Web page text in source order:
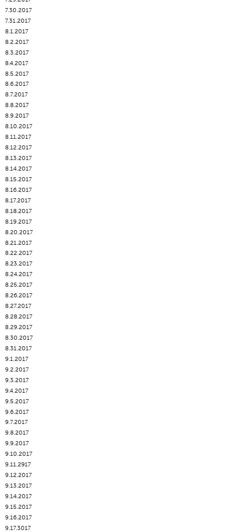
7.30.2017
7.31.2017
8.1.2017
8.2.2017
8.3.2017
8.4.2017
8.5.2017
8.6.2017
8.7.2017
8.8.2017
8.9.2017
8.10.2017
8.11.2017
8.12.2017
8.13.2017
8.14.2017
8.15.2017
8.16.2017
8.17.2017
8.18.2017
8.19.2017
8.20.2017
8.21.2017
8.22.2017
8.23.2017
8.24.2017
8.25.2017
8.26.2017
8.27.2017
8.28.2017
8.29.2017
8.30.2017
8.31.2017
9.1.2017
9.2.2017
9.3.2017
9.4.2017
9.5.2017
9.6.2017
9.7.2017
9.8.2017
9.9.2017
9.10.2017
9.11.2917
9.12.2017
9.13.2017
9.14.2017
9.15.2017
9.16.2017
9.17.3017